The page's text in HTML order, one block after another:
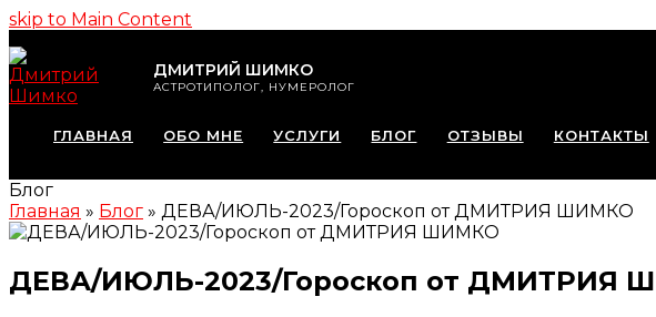
skip to Main Content
ДМИТРИЙ ШИМКО
АСТРОТИПОЛОГ, НУМЕРОЛОГ
ГЛАВНАЯ ОБО МНЕ УСЛУГИ БЛОГ ОТЗЫВЫ КОНТАКТЫ
Блог
Главная » Блог » ДЕВА/ИЮЛЬ-2023/Гороскоп от ДМИТРИЯ ШИМКО
ДЕВА/ИЮЛЬ-2023/Гороскоп от ДМИТРИЯ